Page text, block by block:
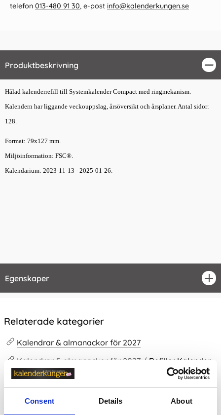
Consent Details About
telefon 013-480 91 30, e-post info@kalenderkungen.se
Produktbeskrivning
Hålad kalenderrefill till Systemkalender Compact med ringmekanism.
Kalendern har liggande veckouppslag, årsöversikt och årsplaner. Antal sidor:
128.
Format: 79x127 mm.
Miljöinformation: FSC®.
Kalendarium: 2023-11-13 - 2025-01-26.
Egenskaper
Relaterade kategorier
Kalendrar & almanackor för 2027
Kalendrar & almanackor för 2027 / Refiller Kalender
Filofax
Filofax /Filofax Pocket